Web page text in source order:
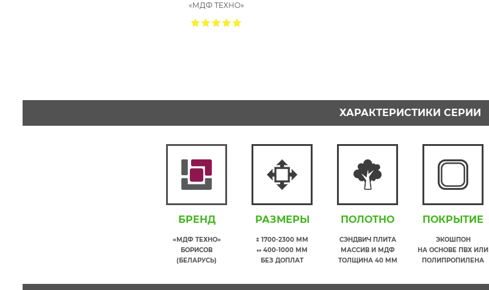
«МДФ ТЕХНО»
ХАРАКТЕРИСТИКИ СЕРИИ
БРЕНД
«МДФ ТЕХНО»
БОРИСОВ
(БЕЛАРУСЬ)
РАЗМЕРЫ
↕ 1700-2300 ММ
↔ 400-1000 ММ
БЕЗ ДОПЛАТ
ПОЛОТНО
СЭНДВИЧ ПЛИТА
МАССИВ И МДФ
ТОЛЩИНА 40 ММ
ПОКРЫТИЕ
ЭКОШПОН
НА ОСНОВЕ ПВХ ИЛИ
ПОЛИПРОПИЛЕНА